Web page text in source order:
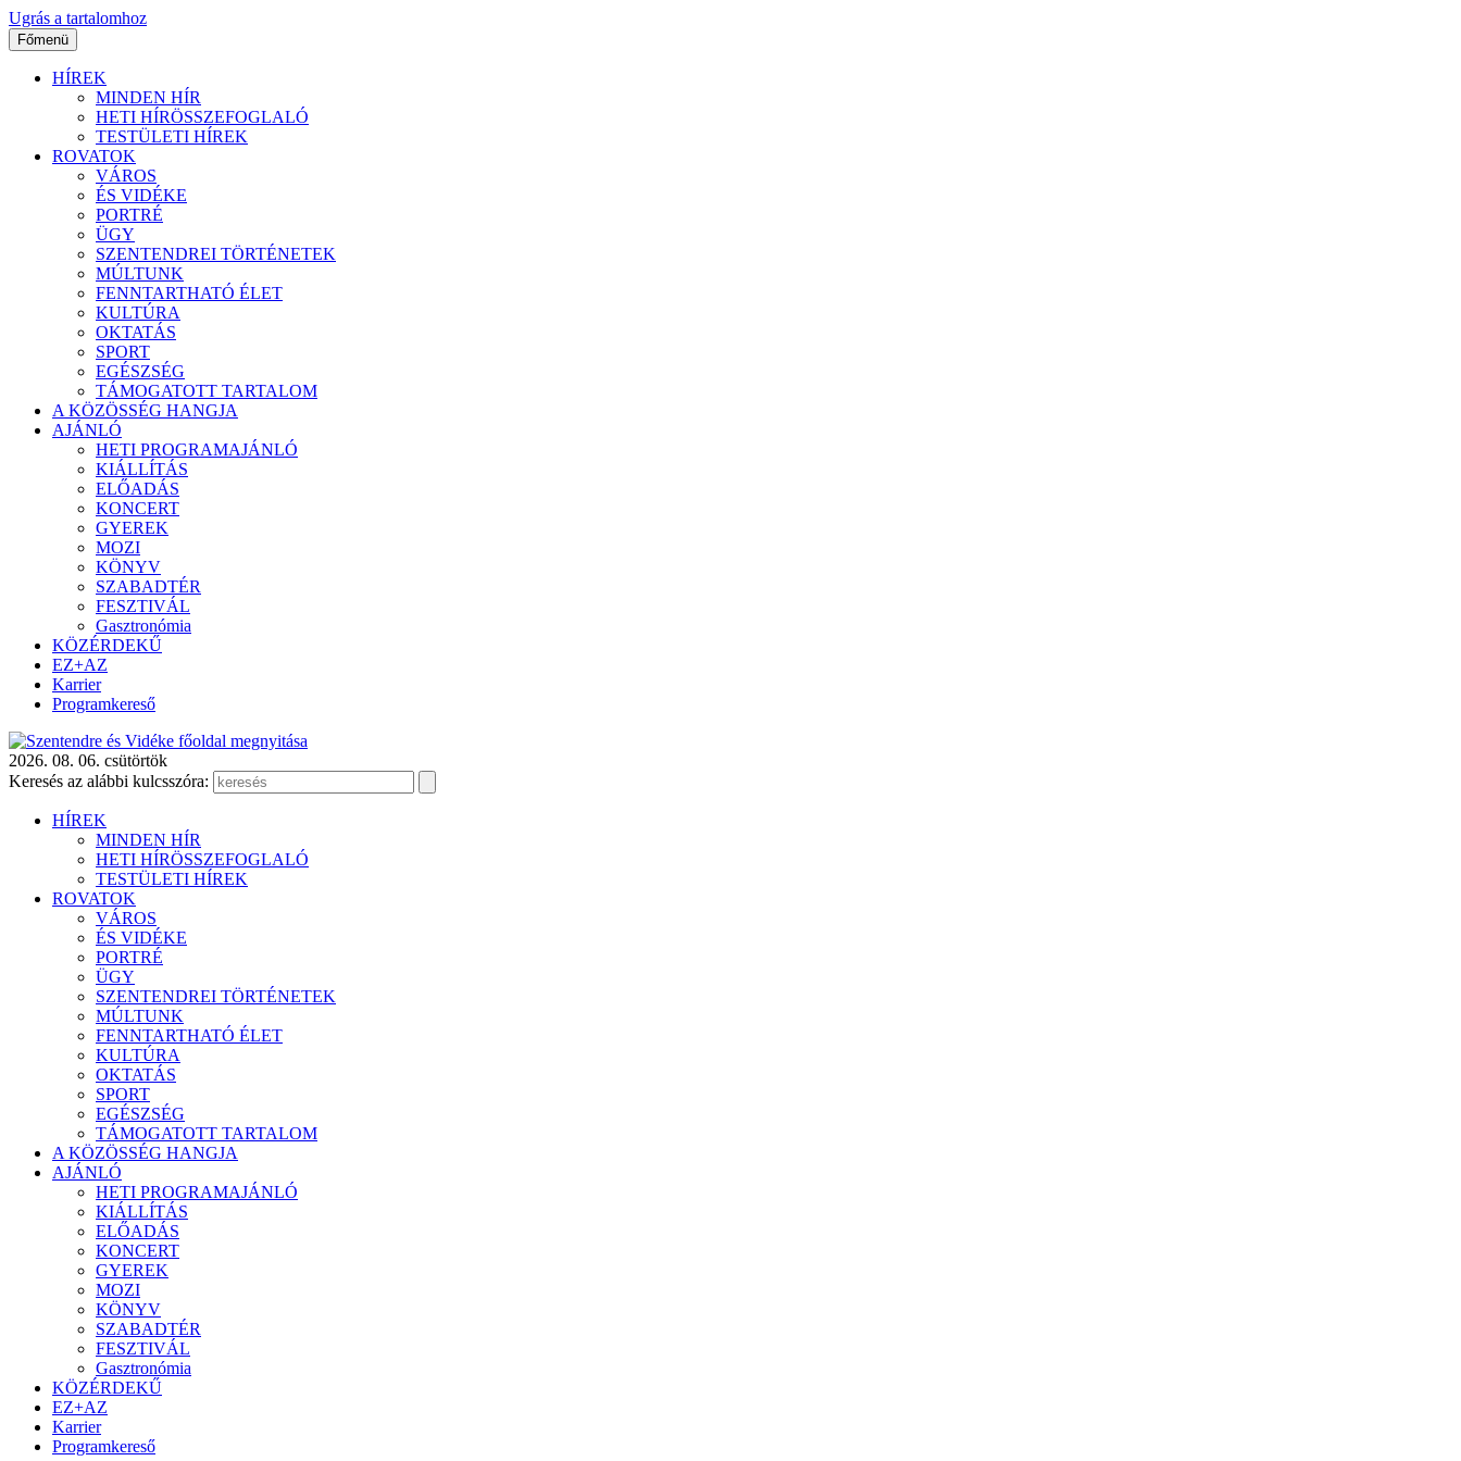
Ugrás a tartalomhoz
Főmenü
HÍREK
MINDEN HÍR
HETI HÍRÖSSZEFOGLALÓ
TESTÜLETI HÍREK
ROVATOK
VÁROS
ÉS VIDÉKE
PORTRÉ
ÜGY
SZENTENDREI TÖRTÉNETEK
MÚLTUNK
FENNTARTHATÓ ÉLET
KULTÚRA
OKTATÁS
SPORT
EGÉSZSÉG
TÁMOGATOTT TARTALOM
A KÖZÖSSÉG HANGJA
AJÁNLÓ
HETI PROGRAMAJÁNLÓ
KIÁLLÍTÁS
ELŐADÁS
KONCERT
GYEREK
MOZI
KÖNYV
SZABADTÉR
FESZTIVÁL
Gasztronómia
KÖZÉRDEKŰ
EZ+AZ
Karrier
Programkereső
2026. 08. 06. csütörtök
Keresés az alábbi kulcsszóra:
HÍREK
MINDEN HÍR
HETI HÍRÖSSZEFOGLALÓ
TESTÜLETI HÍREK
ROVATOK
VÁROS
ÉS VIDÉKE
PORTRÉ
ÜGY
SZENTENDREI TÖRTÉNETEK
MÚLTUNK
FENNTARTHATÓ ÉLET
KULTÚRA
OKTATÁS
SPORT
EGÉSZSÉG
TÁMOGATOTT TARTALOM
A KÖZÖSSÉG HANGJA
AJÁNLÓ
HETI PROGRAMAJÁNLÓ
KIÁLLÍTÁS
ELŐADÁS
KONCERT
GYEREK
MOZI
KÖNYV
SZABADTÉR
FESZTIVÁL
Gasztronómia
KÖZÉRDEKŰ
EZ+AZ
Karrier
Programkereső